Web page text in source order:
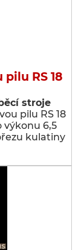
RS 18
stroje
pilu RS 18
výkonu 6,5
kulatiny